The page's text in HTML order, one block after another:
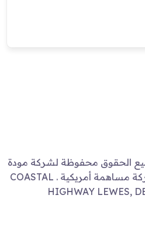
جميع الحقوق محفوظة لشركة مودة
للتدريب والاستشارات - شركة مساهمة أمريكية . COASTAL
HIGHWAY LEWES,